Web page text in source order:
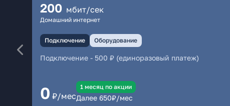
200 мбит/сек
Домашний интернет
Подключение Оборудование
Подключение - 500 ₽ (единоразовый платеж)
0 ₽/мес
1 месяц по акции
Далее 650₽/мес